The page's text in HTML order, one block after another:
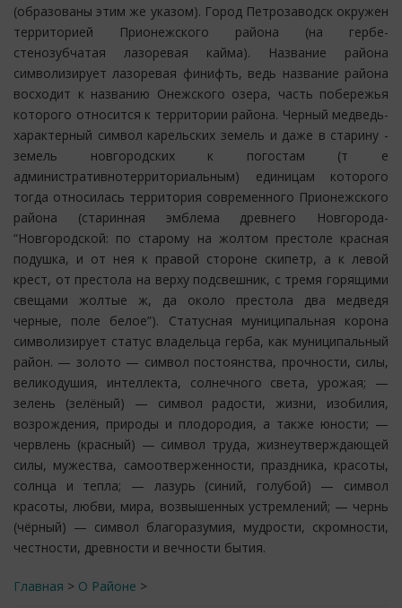
(образованы этим же указом). Город Петрозаводск окружен
территорией Прионежского района (на гербе-
стенозубчатая лазоревая кайма). Название района
символизирует лазоревая финифть, ведь название района
восходит к названию Онежского озера, часть побережья
которого относится к территории района. Черный медведь-
характерный символ карельских земель и даже в старину -
земель новгородских к погостам (т е
административнотерриториальным) единицам которого
тогда относилась территория современного Прионежского
района (старинная эмблема древнего Новгорода-
“Новгородской: по старому на жолтом престоле красная
подушка, и от нея к правой стороне скипетр, а к левой
крест, от престола на верху подсвешник, с тремя горящими
свещами жолтые ж, да около престола два медведя
черные, поле белое”). Статусная муниципальная корона
символизирует статус владельца герба, как муниципальный
район. — золото — символ постоянства, прочности, силы,
великодушия, интеллекта, солнечного света, урожая; —
зелень (зелёный) — символ радости, жизни, изобилия,
возрождения, природы и плодородия, а также юности; —
червлень (красный) — символ труда, жизнеутверждающей
силы, мужества, самоотверженности, праздника, красоты,
солнца и тепла; — лазурь (синий, голубой) — символ
красоты, любви, мира, возвышенных устремлений; — чернь
(чёрный) — символ благоразумия, мудрости, скромности,
честности, древности и вечности бытия.
Главная > О Районе >